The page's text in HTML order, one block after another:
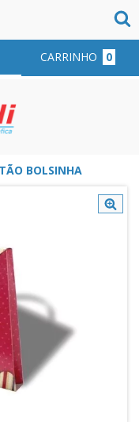
CARRINHO 0
BOLSINHA